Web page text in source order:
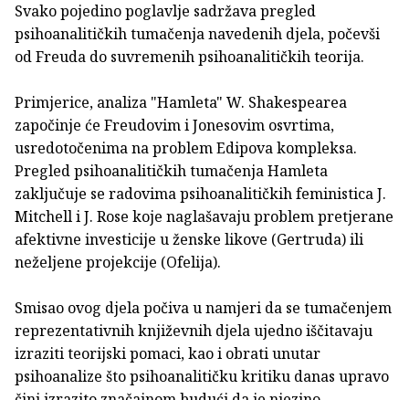
Svako pojedino poglavlje sadržava pregled
psihoanalitičkih tumačenja navedenih djela, počevši
od Freuda do suvremenih psihoanalitičkih teorija.
Primjerice, analiza "Hamleta" W. Shakespearea
započinje će Freudovim i Jonesovim osvrtima,
usredotočenima na problem Edipova kompleksa.
Pregled psihoanalitičkih tumačenja Hamleta
zaključuje se radovima psihoanalitičkih feministica J.
Mitchell i J. Rose koje naglašavaju problem pretjerane
afektivne investicije u ženske likove (Gertruda) ili
neželjene projekcije (Ofelija).
Smisao ovog djela počiva u namjeri da se tumačenjem
reprezentativnih književnih djela ujedno iščitavaju
izraziti teorijski pomaci, kao i obrati unutar
psihoanalize što psihoanalitičku kritiku danas upravo